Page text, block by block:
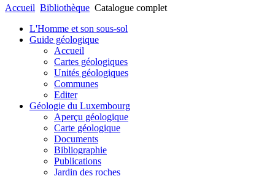
Accueil Bibliothèque Catalogue complet
L'Homme et son sous-sol
Guide géologique
Accueil
Cartes géologiques
Unités géologiques
Communes
Editer
Géologie du Luxembourg
Aperçu géologique
Carte géologique
Documents
Bibliographie
Publications
Jardin des roches